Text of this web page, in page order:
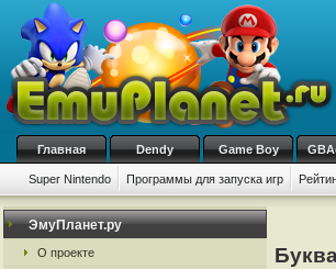
Главная Dendy Game Boy
Super Nintendo Программы для запуска игр
ЭмуПланет.ру
О проекте